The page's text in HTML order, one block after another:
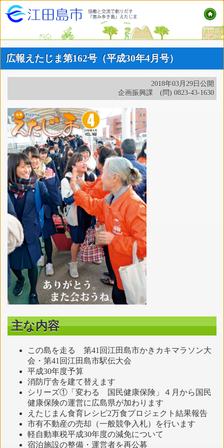
広報えたじま第162号（平成30年4月号）
2018年03月29日公開
企画振興課 (問) 0823-43-1630
主な内容
この島を走る 第41回江田島市かきカキマラソン大
会・第41回江田島市駅伝大会
平成30年度予算
消防庁舎を建て替えます
シリーズ①「変わる 国民健康保険」４月から国民
健康保険の運営に広島県が加わります
えたじまん食育レシピ2万食プロジェクト結果報告
市有不動産の売却（一般競争入札）を行います
軽自動車税平成30年度の減免について
宿泊施設の整備・運営者を再公募